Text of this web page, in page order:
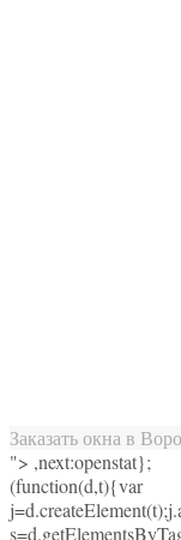
Заказать окна в
"> ,next:openstat};
(function(d,t){var